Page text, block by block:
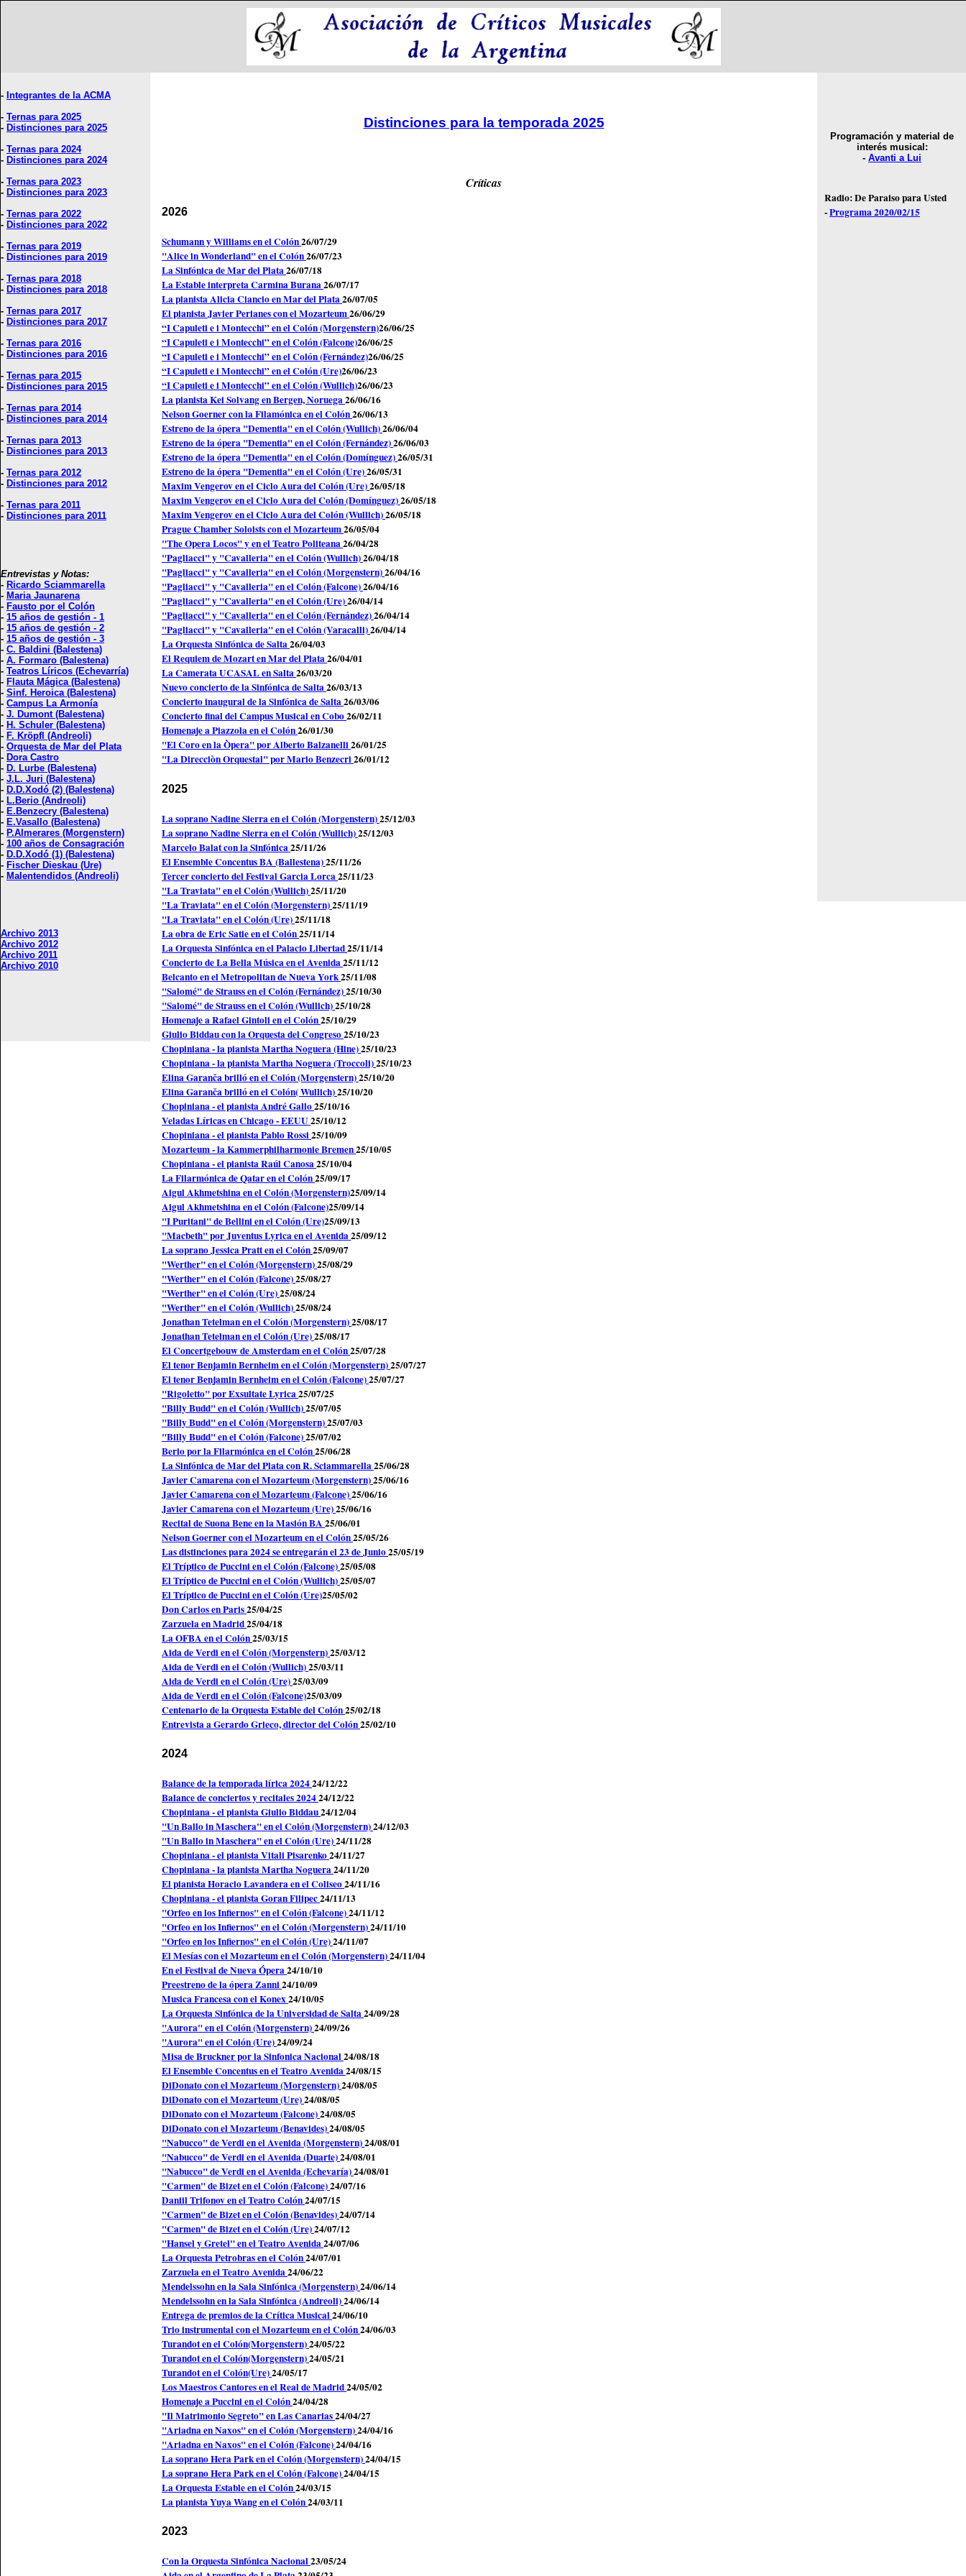
- Integrantes de la ACMA
- Ternas para 2025
- Distinciones para 2025
- Ternas para 2024
- Distinciones para 2024
- Ternas para 2023
- Distinciones para 2023
- Ternas para 2022
- Distinciones para 2022
- Ternas para 2019
- Distinciones para 2019
- Ternas para 2018
- Distinciones para 2018
- Ternas para 2017
- Distinciones para 2017
- Ternas para 2016
- Distinciones para 2016
- Ternas para 2015
- Distinciones para 2015
- Ternas para 2014
- Distinciones para 2014
- Ternas para 2013
- Distinciones para 2013
- Ternas para 2012
- Distinciones para 2012
- Ternas para 2011
- Distinciones para 2011
Entrevistas y Notas:
- Ricardo Sciammarella
- Maria Jaunarena
- Fausto por el Colón
- 15 años de gestión - 1
- 15 años de gestión - 2
- 15 años de gestión - 3
- C. Baldini (Balestena)
- A. Formaro (Balestena)
- Teatros Líricos (Echevarría)
- Flauta Mágica (Balestena)
- Sinf. Heroica (Balestena)
- Campus La Armonía
- J. Dumont (Balestena)
- H. Schuler (Balestena)
- F. Kröpfl (Andreoli)
- Orquesta de Mar del Plata
- Dora Castro
- D. Lurbe (Balestena)
- J.L. Juri (Balestena)
- D.D.Xodó (2) (Balestena)
- L.Berio (Andreoli)
- E.Benzecry (Balestena)
- E.Vasallo (Balestena)
- P.Almerares (Morgenstern)
- 100 años de Consagración
- D.D.Xodó (1) (Balestena)
- Fischer Dieskau (Ure)
- Malentendidos (Andreoli)
Archivo 2013
Archivo 2012
Archivo 2011
Archivo 2010
Programación y material de
interés musical:
- Avanti a Lui
Radio: De Paraiso para Usted
-Programa 2020/02/15
Distinciones para la temporada 2025
Críticas
2026
Schumann y Williams en el Colón26/07/29
"Alice in Wonderland" en el Colón26/07/23
La Sinfónica de Mar del Plata26/07/18
La Estable interpreta Carmina Burana26/07/17
La pianista Alicia Ciancio en Mar del Plata26/07/05
El pianista Javier Perianes con el Mozarteum26/06/29
“I Capuleti e i Montecchi” en el Colón (Morgenstern)26/06/25
“I Capuleti e i Montecchi” en el Colón (Falcone)26/06/25
“I Capuleti e i Montecchi” en el Colón (Fernández)26/06/25
“I Capuleti e i Montecchi” en el Colón (Ure)26/06/23
“I Capuleti e i Montecchi” en el Colón (Wullich)26/06/23
La pianista Kei Solvang en Bergen, Noruega26/06/16
Nelson Goerner con la Filamónica en el Colón26/06/13
Estreno de la ópera "Dementia" en el Colón (Wullich)26/06/04
Estreno de la ópera "Dementia" en el Colón (Fernández)26/06/03
Estreno de la ópera "Dementia" en el Colón (Domínguez)26/05/31
Estreno de la ópera "Dementia" en el Colón (Ure)26/05/31
Maxim Vengerov en el Ciclo Aura del Colón (Ure)26/05/18
Maxim Vengerov en el Ciclo Aura del Colón (Domínguez)26/05/18
Maxim Vengerov en el Ciclo Aura del Colón (Wullich)26/05/18
Prague Chamber Soloists con el Mozarteum26/05/04
"The Opera Locos" y en el Teatro Politeana26/04/28
"Pagliacci" y "Cavalleria" en el Colón (Wullich)26/04/18
"Pagliacci" y "Cavalleria" en el Colón (Morgenstern)26/04/16
"Pagliacci" y "Cavalleria" en el Colón (Falcone)26/04/16
"Pagliacci" y "Cavalleria" en el Colón (Ure)26/04/14
"Pagliacci" y "Cavalleria" en el Colón (Fernández)26/04/14
"Pagliacci" y "Cavalleria" en el Colón (Varacalli)26/04/14
La Orquesta Sinfónica de Salta26/04/03
El Requiem de Mozart en Mar del Plata26/04/01
La Camerata UCASAL en Salta26/03/20
Nuevo concierto de la Sinfónica de Salta26/03/13
Concierto inaugural de la Sinfónica de Salta26/03/06
Concierto final del Campus Musical en Cobo26/02/11
Homenaje a Piazzola en el Colón26/01/30
"El Coro en la Òpera" por Alberto Balzanelli26/01/25
"La Direcciòn Orquestal" por Mario Benzecri26/01/12
2025
La soprano Nadine Sierra en el Colón (Morgenstern)25/12/03
La soprano Nadine Sierra en el Colón (Wullich)25/12/03
Marcelo Balat con la Sinfónica25/11/26
El Ensemble Concentus BA (Ballestena)25/11/26
Tercer concierto del Festival Garcia Lorca25/11/23
"La Traviata" en el Colón (Wullich)25/11/20
"La Traviata" en el Colón (Morgenstern)25/11/19
"La Traviata" en el Colón (Ure)25/11/18
La obra de Eric Satie en el Colón25/11/14
La Orquesta Sinfónica en el Palacio Libertad25/11/14
Concierto de La Bella Música en el Avenida25/11/12
Belcanto en el Metropolitan de Nueva York25/11/08
"Salomé" de Strauss en el Colón (Fernández)25/10/30
"Salomé" de Strauss en el Colón (Wullich)25/10/28
Homenaje a Rafael Gintoli en el Colón25/10/29
Giulio Biddau con la Orquesta del Congreso25/10/23
Chopiniana - la pianista Martha Noguera (Hine)25/10/23
Chopiniana - la pianista Martha Noguera (Troccoli)25/10/23
Elina Garanča brilló en el Colón (Morgenstern)25/10/20
Elina Garanča brilló en el Colón( Wullich)25/10/20
Chopiniana - el pianista André Gallo25/10/16
Veladas Líricas en Chicago - EEUU25/10/12
Chopiniana - el pianista Pablo Rossi25/10/09
Mozarteum - la Kammerphilharmonie Bremen25/10/05
Chopiniana - el pianista Raúl Canosa25/10/04
La Filarmónica de Qatar en el Colón25/09/17
Aigul Akhmetshina en el Colón (Morgenstern)25/09/14
Aigul Akhmetshina en el Colón (Falcone)25/09/14
"I Puritani" de Bellini en el Colón (Ure)25/09/13
"Macbeth" por Juventus Lyrica en el Avenida25/09/12
La soprano Jessica Pratt en el Colón25/09/07
"Werther" en el Colón (Morgenstern)25/08/29
"Werther" en el Colón (Falcone)25/08/27
"Werther" en el Colón (Ure)25/08/24
"Werther" en el Colón (Wullich)25/08/24
Jonathan Tetelman en el Colón (Morgenstern)25/08/17
Jonathan Tetelman en el Colón (Ure)25/08/17
El Concertgebouw de Amsterdam en el Colón25/07/28
El tenor Benjamin Bernheim en el Colón (Morgenstern)25/07/27
El tenor Benjamin Bernheim en el Colón (Falcone)25/07/27
"Rigoletto" por Exsultate Lyrica25/07/25
"Billy Budd" en el Colón (Wullich)25/07/05
"Billy Budd" en el Colón (Morgenstern)25/07/03
"Billy Budd" en el Colón (Falcone)25/07/02
Berio por la Filarmónica en el Colón25/06/28
La Sinfónica de Mar del Plata con R. Sciammarella25/06/28
Javier Camarena con el Mozarteum (Morgenstern)25/06/16
Javier Camarena con el Mozarteum (Falcone)25/06/16
Javier Camarena con el Mozarteum (Ure)25/06/16
Recital de Suona Bene en la Masión BA 25/06/01
Nelson Goerner con el Mozarteum en el Colón25/05/26
Las distinciones para 2024 se entregarán el 23 de Junio25/05/19
El Tríptico de Puccini en el Colón (Falcone)25/05/08
El Tríptico de Puccini en el Colón (Wullich)25/05/07
El Tríptico de Puccini en el Colón (Ure)25/05/02
Don Carlos en Paris25/04/25
Zarzuela en Madrid25/04/18
La OFBA en el Colón25/03/15
Aida de Verdi en el Colón (Morgenstern)25/03/12
Aida de Verdi en el Colón (Wullich)25/03/11
Aida de Verdi en el Colón (Ure)25/03/09
Aida de Verdi en el Colón (Falcone)25/03/09
Centenario de la Orquesta Estable del Colón25/02/18
Entrevista a Gerardo Grieco, director del Colón25/02/10
2024
Balance de la temporada lírica 202424/12/22
Balance de conciertos y recitales 202424/12/22
Chopiniana - el pianista Giulio Biddau24/12/04
"Un Ballo in Maschera" en el Colón (Morgenstern)24/12/03
"Un Ballo in Maschera" en el Colón (Ure)24/11/28
Chopiniana - el pianista Vitali Pisarenko24/11/27
Chopiniana - la pianista Martha Noguera24/11/20
El pianista Horacio Lavandera en el Coliseo24/11/16
Chopiniana - el pianista Goran Filipec24/11/13
"Orfeo en los Infiernos" en el Colón (Falcone)24/11/12
"Orfeo en los Infiernos" en el Colón (Morgenstern)24/11/10
"Orfeo en los Infiernos" en el Colón (Ure)24/11/07
El Mesías con el Mozarteum en el Colón (Morgenstern)24/11/04
En el Festival de Nueva Ópera24/10/10
Preestreno de la ópera Zanni24/10/09
Musica Francesa con el Konex24/10/05
La Orquesta Sinfónica de la Universidad de Salta24/09/28
"Aurora" en el Colón (Morgenstern)24/09/26
"Aurora" en el Colón (Ure)24/09/24
Misa de Bruckner por la Sinfonica Nacional24/08/18
El Ensemble Concentus en el Teatro Avenida24/08/15
DiDonato con el Mozarteum (Morgenstern)24/08/05
DiDonato con el Mozarteum (Ure)24/08/05
DiDonato con el Mozarteum (Falcone)24/08/05
DiDonato con el Mozarteum (Benavides)24/08/05
"Nabucco" de Verdi en el Avenida (Morgenstern)24/08/01
"Nabucco" de Verdi en el Avenida (Duarte)24/08/01
"Nabucco" de Verdi en el Avenida (Echevaría)24/08/01
"Carmen" de Bizet en el Colón (Falcone)24/07/16
Daniil Trifonov en el Teatro Colón24/07/15
"Carmen" de Bizet en el Colón (Benavides)24/07/14
"Carmen" de Bizet en el Colón (Ure)24/07/12
"Hansel y Gretel" en el Teatro Avenida24/07/06
La Orquesta Petrobras en el Colón24/07/01
Zarzuela en el Teatro Avenida24/06/22
Mendelssohn en la Sala Sinfónica (Morgenstern)24/06/14
Mendelssohn en la Sala Sinfónica (Andreoli)24/06/14
Entrega de premios de la Crítica Musical24/06/10
Trio instrumental con el Mozarteum en el Colón24/06/03
Turandot en el Colón(Morgenstern)24/05/22
Turandot en el Colón(Morgenstern)24/05/21
Turandot en el Colón(Ure)24/05/17
Los Maestros Cantores en el Real de Madrid24/05/02
Homenaje a Puccini en el Colón24/04/28
"Il Matrimonio Segreto" en Las Canarias24/04/27
"Ariadna en Naxos" en el Colón (Morgenstern)24/04/16
"Ariadna en Naxos" en el Colón (Falcone)24/04/16
La soprano Hera Park en el Colón (Morgenstern)24/04/15
La soprano Hera Park en el Colón (Falcone)24/04/15
La Orquesta Estable en el Colón24/03/15
La pianista Yuya Wang en el Colón24/03/11
2023
Con la Orquesta Sinfónica Nacional23/05/24